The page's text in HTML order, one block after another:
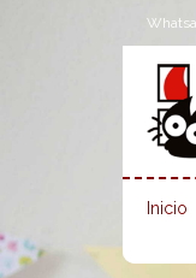
Inicio